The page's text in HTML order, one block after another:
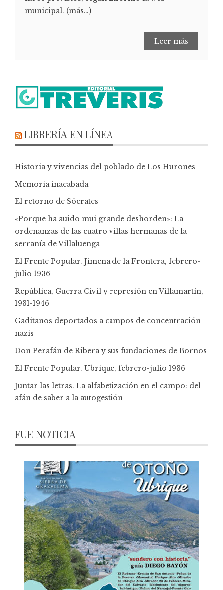
municipal. (más…)
Leer más
LIBRERÍA EN LÍNEA
Historia y vivencias del poblado de Los Hurones
Memoria inacabada
El retorno de Sócrates
«Porque ha auido mui grande deshorden»: La
ordenanzas de las cuatro villas hermanas de la
serranía de Villaluenga
El Frente Popular. Jimena de la Frontera, febrero-
julio 1936
República, Guerra Civil y represión en Villamartín,
1931-1946
Gaditanos deportados a campos de concentración
nazis
Don Perafán de Ribera y sus fundaciones de Bornos
El Frente Popular. Ubrique, febrero-julio 1936
Juntar las letras. La alfabetización en el campo: del
afán de saber a la autogestión
FUE NOTICIA